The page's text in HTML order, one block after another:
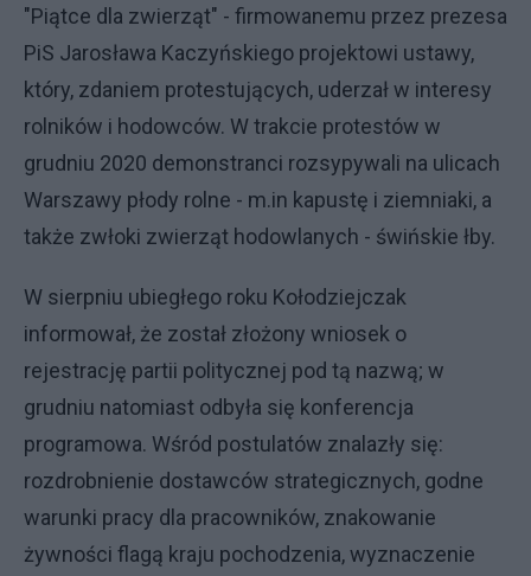
"Piątce dla zwierząt" - firmowanemu przez prezesa
PiS Jarosława Kaczyńskiego projektowi ustawy,
który, zdaniem protestujących, uderzał w interesy
rolników i hodowców. W trakcie protestów w
grudniu 2020 demonstranci rozsypywali na ulicach
Warszawy płody rolne - m.in kapustę i ziemniaki, a
także zwłoki zwierząt hodowlanych - świńskie łby.
W sierpniu ubiegłego roku Kołodziejczak
informował, że został złożony wniosek o
rejestrację partii politycznej pod tą nazwą; w
grudniu natomiast odbyła się konferencja
programowa. Wśród postulatów znalazły się:
rozdrobnienie dostawców strategicznych, godne
warunki pracy dla pracowników, znakowanie
żywności flagą kraju pochodzenia, wyznaczenie